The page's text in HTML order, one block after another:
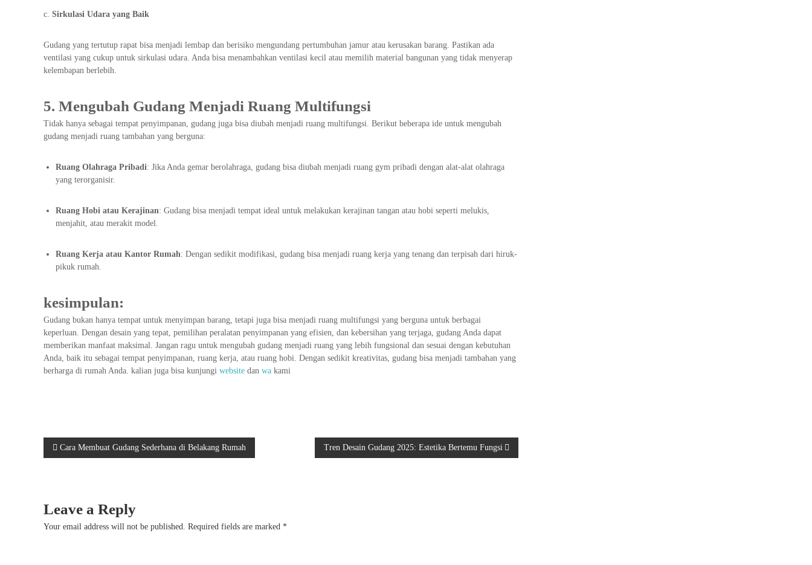
c. Sirkulasi Udara yang Baik
Gudang yang tertutup rapat bisa menjadi lembap dan berisiko mengundang pertumbuhan jamur atau kerusakan barang. Pastikan ada
ventilasi yang cukup untuk sirkulasi udara. Anda bisa menambahkan ventilasi kecil atau memilih material bangunan yang tidak menyerap
kelembapan berlebih.
5. Mengubah Gudang Menjadi Ruang Multifungsi
Tidak hanya sebagai tempat penyimpanan, gudang juga bisa diubah menjadi ruang multifungsi. Berikut beberapa ide untuk mengubah
gudang menjadi ruang tambahan yang berguna:
Ruang Olahraga Pribadi: Jika Anda gemar berolahraga, gudang bisa diubah menjadi ruang gym pribadi dengan alat-alat olahraga
yang terorganisir.
Ruang Hobi atau Kerajinan: Gudang bisa menjadi tempat ideal untuk melakukan kerajinan tangan atau hobi seperti melukis,
menjahit, atau merakit model.
Ruang Kerja atau Kantor Rumah: Dengan sedikit modifikasi, gudang bisa menjadi ruang kerja yang tenang dan terpisah dari hiruk-
pikuk rumah.
kesimpulan:
Gudang bukan hanya tempat untuk menyimpan barang, tetapi juga bisa menjadi ruang multifungsi yang berguna untuk berbagai
keperluan. Dengan desain yang tepat, pemilihan peralatan penyimpanan yang efisien, dan kebersihan yang terjaga, gudang Anda dapat
memberikan manfaat maksimal. Jangan ragu untuk mengubah gudang menjadi ruang yang lebih fungsional dan sesuai dengan kebutuhan
Anda, baik itu sebagai tempat penyimpanan, ruang kerja, atau ruang hobi. Dengan sedikit kreativitas, gudang bisa menjadi tambahan yang
berharga di rumah Anda. kalian juga bisa kunjungi website dan wa kami
P
s
t
Cara Membuat Gudang Sederhana di Belakang Rumah Tren Desain Gudang 2025: Estetika Bertemu Fungsi
Leave a Reply
Your email address will not be published. Required fields are marked *